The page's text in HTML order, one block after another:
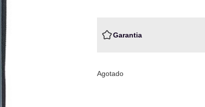
Garantia
Agotado